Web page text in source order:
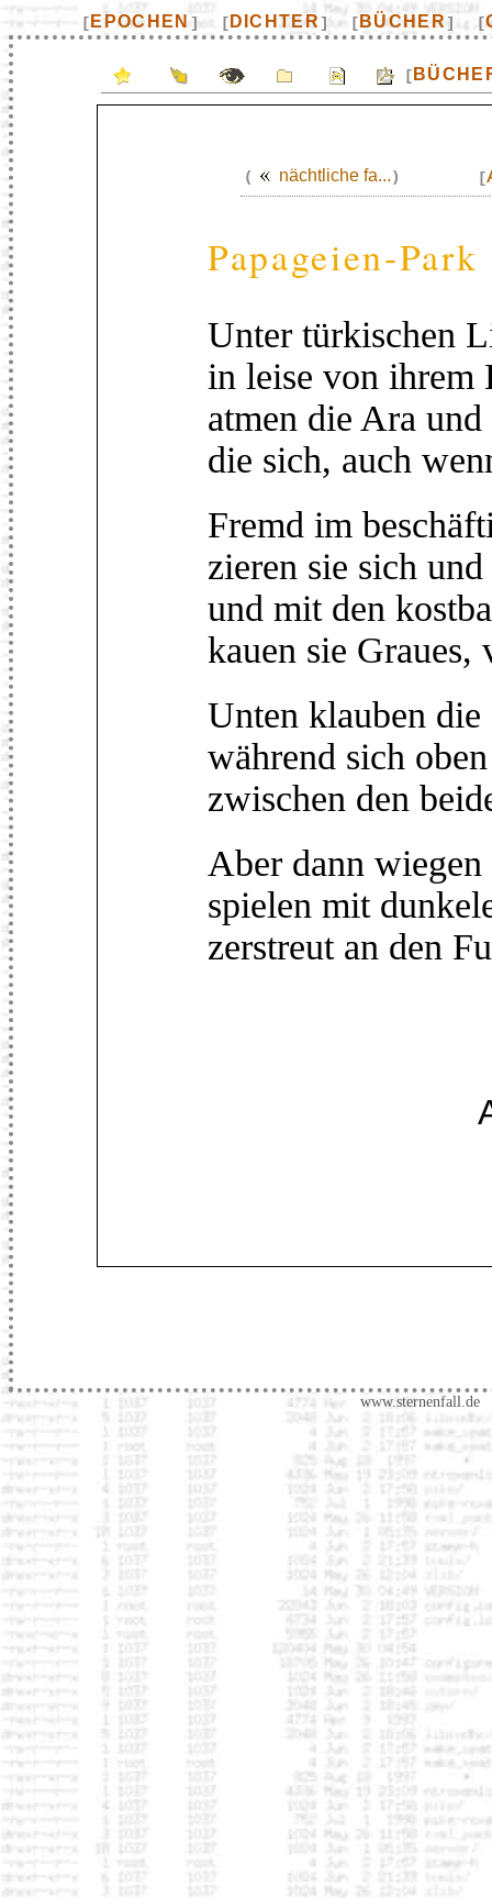
[ EPOCHEN ] [ DICHTER] [ BÜCHER] [
[
( nächtliche fa...) [
Papageien-Park
Unter türkischen
in leise von ihrem
atmen die Ara
die sich, auch
Fremd im
zieren sie sich
und mit den
kauen sie Graues,
Unten klauben
während sich
zwischen den
Aber dann
spielen mit
zerstreut an den
www.sternenfall.de